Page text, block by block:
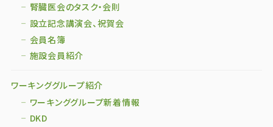
腎臓医会のタスク・会則
設立記念講演会、祝賀会
会員名簿
施設会員紹介
ワーキンググループ紹介
ワーキンググループ新着情報
DKD